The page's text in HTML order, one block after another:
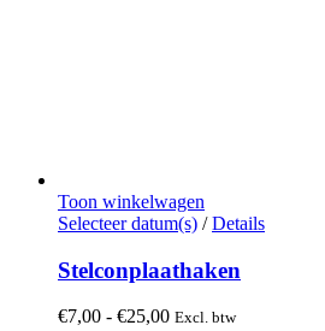
Toon winkelwagen
Selecteer datum(s) Dit
heeft
meerdere
variaties.
/ Details
Stelconplaathaken
€7,00 - €25,00Prijsklasse:
Excl. btw